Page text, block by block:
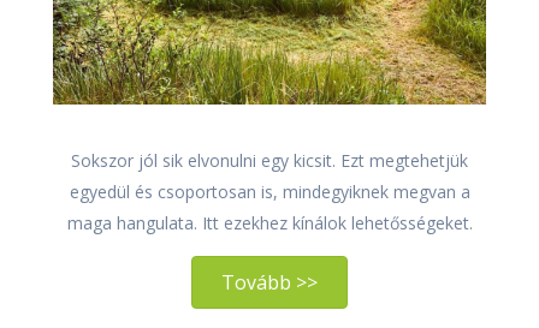
Sokszor jól sik elvonulni egy kicsit. Ezt megtehetjük
egyedül és csoportosan is, mindegyiknek megvan a
maga hangulata. Itt ezekhez kínálok lehetősségeket.
Tovább >>